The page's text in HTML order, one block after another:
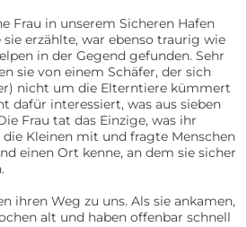
Frau in unserem Sicheren Hafen
sie erzählte, war ebenso traurig wie
in der Gegend gefunden. Sehr
sie von einem Schäfer, der sich
nicht um die Elterntiere kümmert
dafür interessiert, was aus sieben
Frau tat das Einzige, was ihr
Kleinen mit und fragte Menschen
einen Ort kenne, an dem sie sicher
ihren Weg zu uns. Als sie ankamen,
alt und haben offenbar schnell